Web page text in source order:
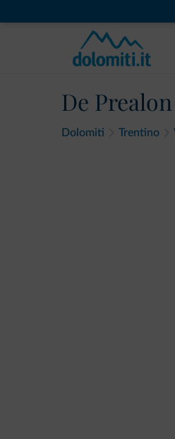
De
Dolomiti Trentino